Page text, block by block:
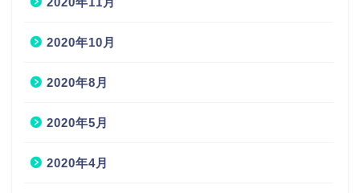
2020年10月
2020年8月
2020年5月
2020年4月